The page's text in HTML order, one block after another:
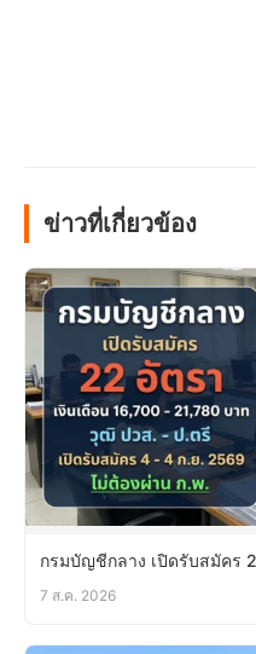
ข่าวที่เกี่ยวข้อง
กรมบัญชีกลาง เปิดรับสมัคร
7 ส.ค. 2026